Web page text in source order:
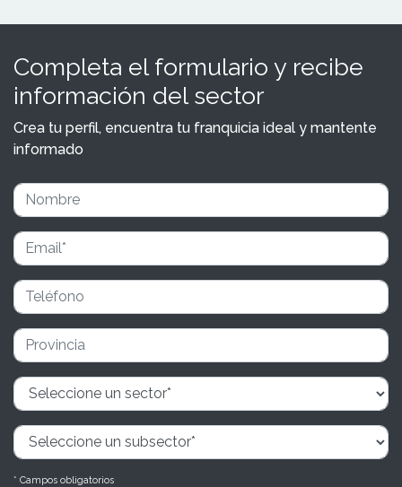
Completa el formulario y recibe
información del sector
Crea tu perfil, encuentra tu franquicia ideal y mantente
informado
* Campos obligatorios